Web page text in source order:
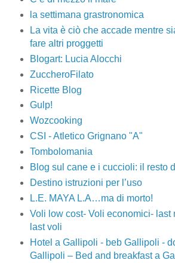
la settimana grastronomica
La vita è ciò che accade mentre
fare altri proggetti
Blogart: Lucia Alocchi
ZuccheroFilato
Ricette Blog
Gulp!
Wozcooking
CSI - Atletico Grignano "A"
Tombolomania
Blog sul cane e i cuccioli: il resto
Destino istruzioni per l’uso
L.E. MAYA L.A…ma di morto!
Voli low cost- Voli economici- last
last voli
Hotel a Gallipoli - beb Gallipoli -
Gallipoli – Bed and breakfast a